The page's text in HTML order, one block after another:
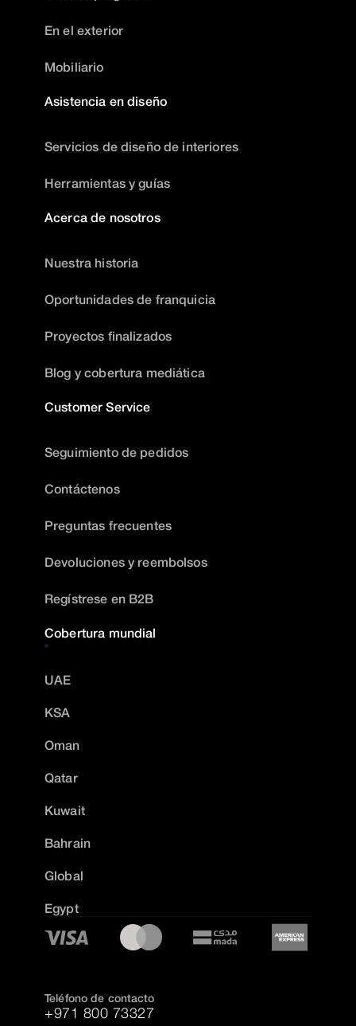
En el exterior
Mobiliario
Asistencia en diseño
Servicios de diseño de interiores
Herramientas y guías
Acerca de nosotros
Nuestra historia
Oportunidades de franquicia
Proyectos finalizados
Blog y cobertura mediática
Customer Service
Seguimiento de pedidos
Contáctenos
Preguntas frecuentes
Devoluciones y reembolsos
Regístrese en B2B
Cobertura mundial
UAE
KSA
Oman
Qatar
Kuwait
Bahrain
Global
Egypt
Teléfono de contacto
+971 800 73327